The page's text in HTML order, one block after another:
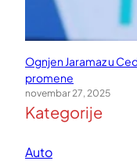
Ognjen Jaramaz u
promene
novembar 27, 2025
Kategorije
Auto